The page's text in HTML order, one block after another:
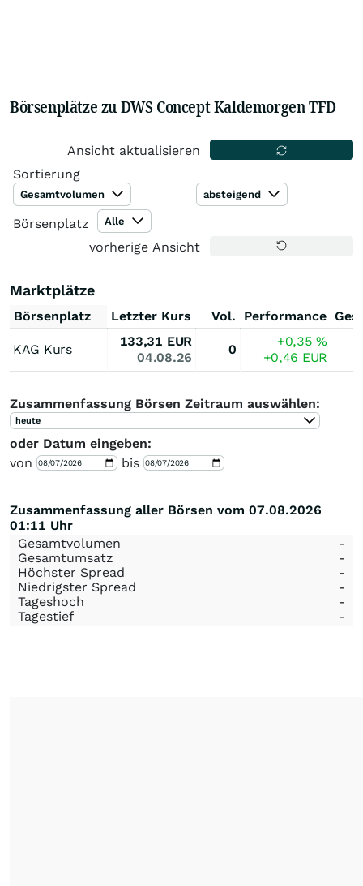
Börsenplätze zu DWS Concept Kaldemorgen TFD
Ansicht aktualisieren
Sortierung
Gesamtvolumen absteigend
Börsenplatz Alle
vorherige Ansicht
Marktplätze
Börsenplatz Letzter Kurs Vol. Performance
KAG Kurs
133,31 EUR
04.08.26
0
+0,35%
+0,46 EUR
Zusammenfassung Börsen Zeitraum auswählen:
heute
oder Datum eingeben:
von
bis
Zusammenfassung aller Börsen vom 07.08.2026
01:11 Uhr
Gesamtvolumen
-
Gesamtumsatz
-
Höchster Spread
-
Niedrigster Spread
-
Tageshoch
-
Tagestief
-